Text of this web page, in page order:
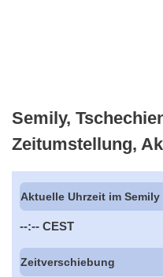
Semily,
Zeitumstellung,
Aktuelle Uhrzeit im Semily
--:-- CEST
Zeitverschiebung